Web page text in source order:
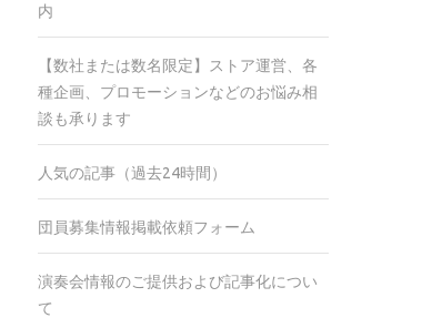
内
【数社または数名限定】ストア運営、各
種企画、プロモーションなどのお悩み相
談も承ります
人気の記事（過去24時間）
団員募集情報掲載依頼フォーム
演奏会情報のご提供および記事化につい
て